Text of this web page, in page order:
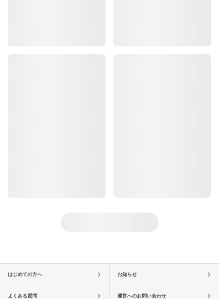
はじめての方へ お知らせ
よくある質問 運営へのお問い合わせ